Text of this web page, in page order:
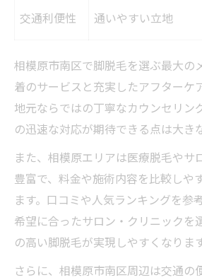
交通利便性 通いやすい立地
相模原市南区で脚脱毛を選ぶ最大の
着のサービスと充実したアフターケ
地元ならではの丁寧なカウンセリン
の迅速な対応が期待できる点は大き
また、相模原エリアは医療脱毛やサ
豊富で、料金や施術内容を比較しや
ます。口コミや人気ランキングを参
希望に合ったサロン・クリニックを
の高い脚脱毛が実現しやすくなります
さらに、相模原市南区周辺は交通の